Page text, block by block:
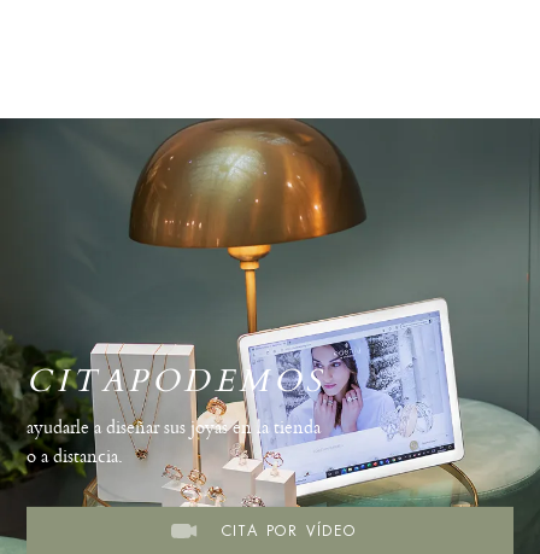
CITAPODEMOS
ayudarle a diseñar sus joyas en la tienda
o a distancia.
CITA POR VÍDEO